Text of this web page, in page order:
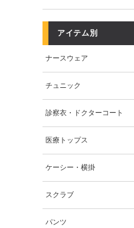
アイテム別
ナースウェア
チュニック
診察衣・ドクターコート
医療トップス
ケーシー・横掛
スクラブ
パンツ